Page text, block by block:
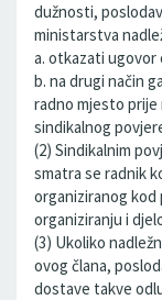
dužnosti,
ministarstva
a. otkazati ugovor
b. na drugi način
radno mjesto
sindikalnog
(2) Sindikalnim
smatra se radnik
organiziranog kod
organiziranju i
(3) Ukoliko
ovog člana,
dostave takve